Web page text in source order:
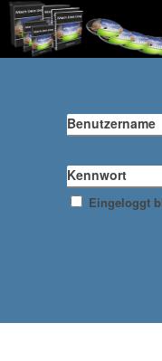
Benutzername
Kennwort
Eingeloggt